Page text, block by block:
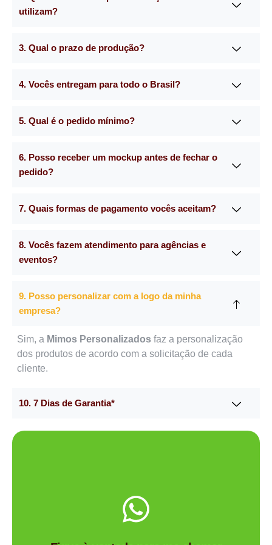
utilizam?
3. Qual o prazo de produção?
4. Vocês entregam para todo o Brasil?
5. Qual é o pedido mínimo?
6. Posso receber um mockup antes de fechar o
pedido?
7. Quais formas de pagamento vocês aceitam?
8. Vocês fazem atendimento para agências e
eventos?
9. Posso personalizar com a logo da minha
empresa?
Sim, a Mimos Personalizados faz a personalização
dos produtos de acordo com a solicitação de cada
cliente.
10. 7 Dias de Garantia*
Me chama no WhatsApp.